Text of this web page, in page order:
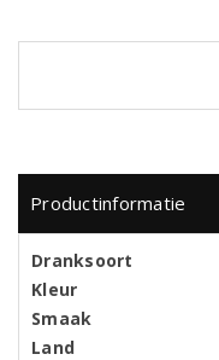
Productinformatie
Dranksoort
Kleur
Smaak
Land